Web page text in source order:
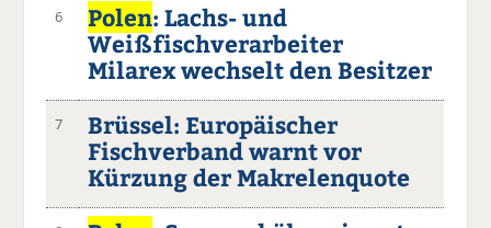
6 Polen: Lachs- und
Weißfischverarbeiter
Milarex wechselt den Besitzer
7
Brüssel: Europäischer
Fischverband warnt vor
Kürzung der Makrelenquote